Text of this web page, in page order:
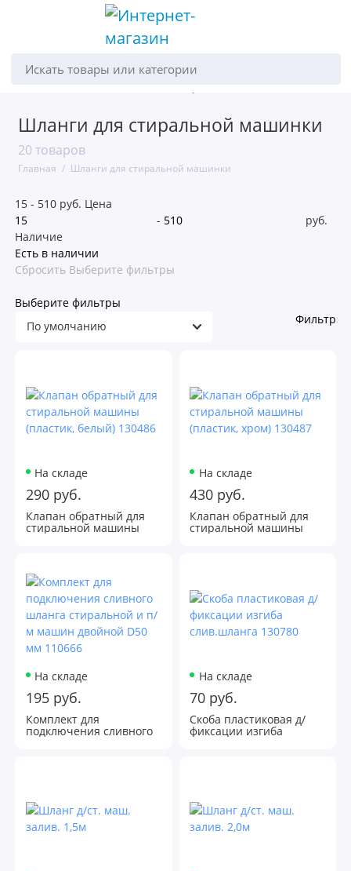
Искать товары или категории
Шланги для стиральной машинки
20 товаров
Главная Шланги для стиральной машинки
15 - 510 руб. Цена
-
руб.
Наличие
Есть в наличии
Сбросить Выберите фильтры
Выберите фильтры
Фильтр
На складе
290 руб.
Клапан обратный для
стиральной машины
На складе
430 руб.
Клапан обратный для
стиральной машины
На складе
195 руб.
Комплект для
подключения сливного
На складе
70 руб.
Скоба пластиковая д/
фиксации изгиба